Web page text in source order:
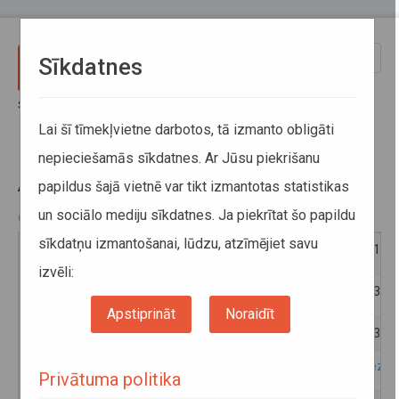
Sākums
AS "Rēzeknes autobusu parks"
08. janvāris 2019
Reģistrācijas numurs
64624137
Telefona Nr. pielāgota transportlīdzekļa pasūtīšanai 64624137
http://
Sīkdatnes
Lai šī tīmekļvietne darbotos, tā izmanto obligāti
nepieciešamās sīkdatnes. Ar Jūsu piekrišanu
papildus šajā vietnē var tikt izmantotas statistikas
un sociālo mediju sīkdatnes. Ja piekrītat šo papildu
sīkdatņu izmantošanai, lūdzu, atzīmējiet savu
izvēli:
Apstiprināt Noraidīt
Privātuma politika